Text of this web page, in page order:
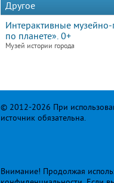
Другое
Интерактивные музейно-
по планете». 0+
Музей истории города
© 2012-2026 При
источник обязательна.
Внимание! Продолжая